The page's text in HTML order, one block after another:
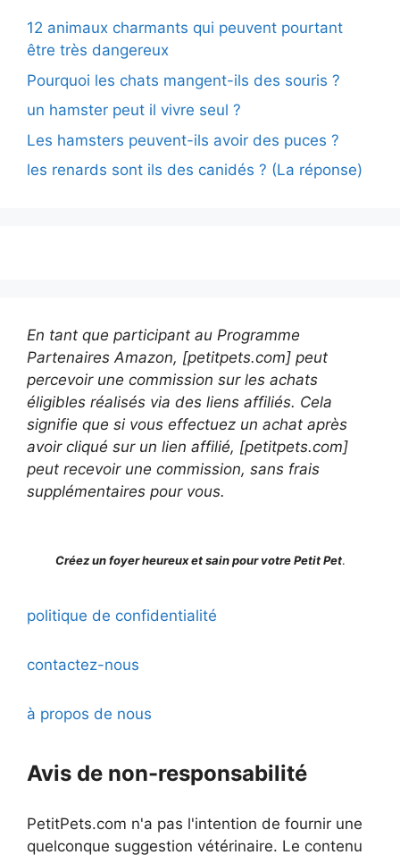
12 animaux charmants qui peuvent pourtant
être très dangereux
Pourquoi les chats mangent-ils des souris ?
un hamster peut il vivre seul ?
Les hamsters peuvent-ils avoir des puces ?
les renards sont ils des canidés ? (La réponse)
En tant que participant au Programme
Partenaires Amazon, [petitpets.com] peut
percevoir une commission sur les achats
éligibles réalisés via des liens affiliés. Cela
signifie que si vous effectuez un achat après
avoir cliqué sur un lien affilié, [petitpets.com]
peut recevoir une commission, sans frais
supplémentaires pour vous.
Créez un foyer heureux et sain pour votre Petit Pet.
politique de confidentialité
contactez-nous
à propos de nous
Avis de non-responsabilité
PetitPets.com n'a pas l'intention de fournir une
quelconque suggestion vétérinaire. Le contenu